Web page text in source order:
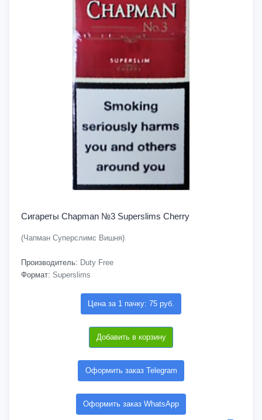
Сигареты Chapman №3 Superslims Cherry
(Чапман Суперслимс Вишня)
Производитель: Duty Free
Формат: Superslims
Цена за 1 пачку: 75 руб.
Добавить в корзину
Оформить заказ Telegram
Оформить заказ WhatsApp